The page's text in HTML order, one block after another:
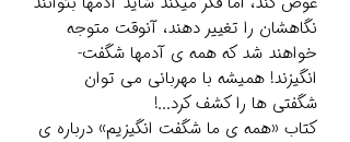
نگاهشان را تغییر دهند، آن­وقت متوجه
خواهند شد که همه­ ی آدم­ها شگفت­
انگیزند! همیشه با مهربانی می­ توان
شگفتی­ ها را کشف کرد...!
کتاب «همه ­ی ما شگفت ­انگیزیم» درباره ­ی